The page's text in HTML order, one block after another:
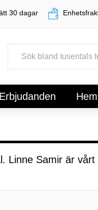
30 dagar
Erbjudanden
Linne Samir är